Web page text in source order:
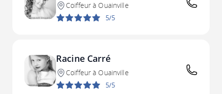
Coiffeur à Ouainville
5/5
Racine Carré
Coiffeur à Ouainville
5/5